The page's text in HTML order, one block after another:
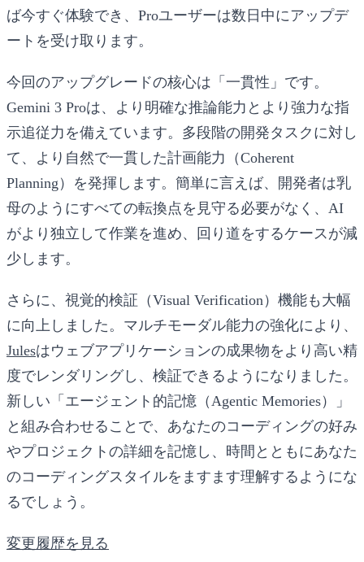
ば今すぐ体験でき、Proユーザーは数日中にアップデ
ートを受け取ります。
今回のアップグレードの核心は「一貫性」です。
Gemini 3 Proは、より明確な推論能力とより強力な指
示追従力を備えています。多段階の開発タスクに対し
て、より自然で一貫した計画能力（Coherent
Planning）を発揮します。簡単に言えば、開発者は乳
母のようにすべての転換点を見守る必要がなく、AI
がより独立して作業を進め、回り道をするケースが減
少します。
さらに、視覚的検証（Visual Verification）機能も大幅
に向上しました。マルチモーダル能力の強化により、
Julesはウェブアプリケーションの成果物をより高い精
度でレンダリングし、検証できるようになりました。
新しい「エージェント的記憶（Agentic Memories）」
と組み合わせることで、あなたのコーディングの好み
やプロジェクトの詳細を記憶し、時間とともにあなた
のコーディングスタイルをますます理解するようにな
るでしょう。
変更履歴を見る